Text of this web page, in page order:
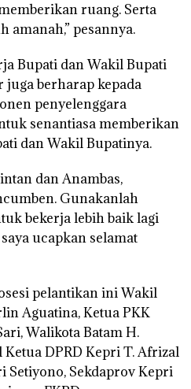
ruang. Serta
amanah,” pesannya.
Bupati dan Wakil Bupati
berharap kepada
penyelenggara
senantiasa memberikan
dan Wakil Bupatinya.
dan Anambas,
Gunakanlah
bekerja lebih baik lagi
ucapkan selamat
pelantikan ini Wakil
Aguatina, Ketua PKK
Walikota Batam H.
DPRD Kepri T. Afrizal
Setiyono, Sekdaprov Kepri